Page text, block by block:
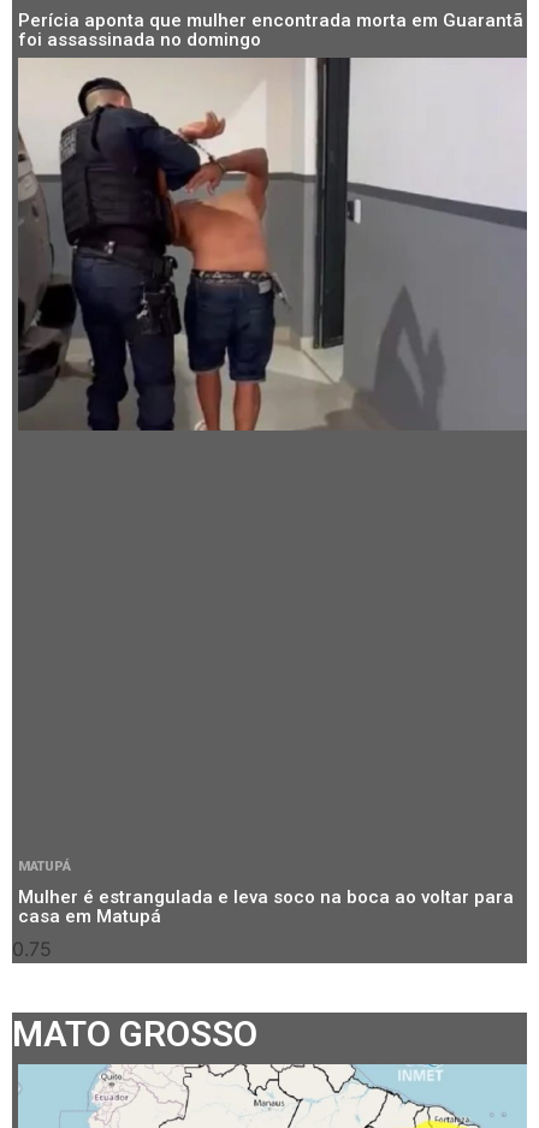
Perícia aponta que mulher encontrada morta em Guarantã
foi assassinada no domingo
MATUPÁ
Mulher é estrangulada e leva soco na boca ao voltar para
casa em Matupá
MATO GROSSO